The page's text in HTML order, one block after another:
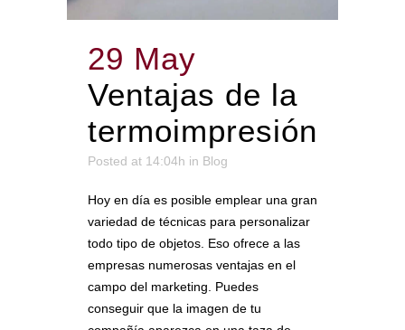
29 May
Ventajas de la
termoimpresión
Posted at 14:04h in Blog
Hoy en día es posible emplear una gran
variedad de técnicas para personalizar
todo tipo de objetos. Eso ofrece a las
empresas numerosas ventajas en el
campo del marketing. Puedes
conseguir que la imagen de tu